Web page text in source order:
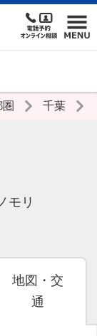
圏 千葉
モリ
地図・交
通